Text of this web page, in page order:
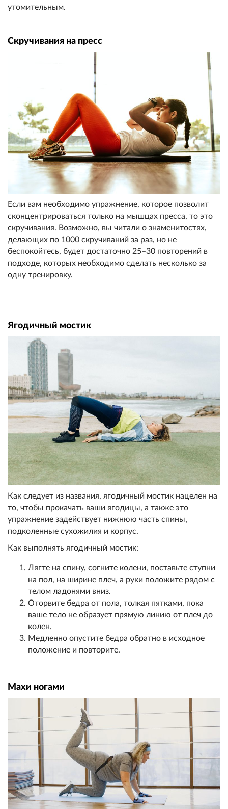
утомительным.
Скручивания на пресс
Если вам необходимо упражнение, которое позволит
сконцентрироваться только на мышцах пресса, то это
скручивания. Возможно, вы читали о знаменитостях,
делающих по 1000 скручиваний за раз, но не
беспокойтесь, будет достаточно 25–30 повторений в
подходе, которых необходимо сделать несколько за
одну тренировку.
Ягодичный мостик
Как следует из названия, ягодичный мостик нацелен на
то, чтобы прокачать ваши ягодицы, а также это
упражнение задействует нижнюю часть спины,
подколенные сухожилия и корпус.
Как выполнять ягодичный мостик:
Лягте на спину, согните колени, поставьте ступни
на пол, на ширине плеч, а руки положите рядом с
телом ладонями вниз.
Оторвите бедра от пола, толкая пятками, пока
ваше тело не образует прямую линию от плеч до
колен.
Медленно опустите бедра обратно в исходное
положение и повторите.
Махи ногами